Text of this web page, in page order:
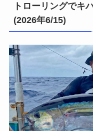
トローリングでキ
(2026年6/15)